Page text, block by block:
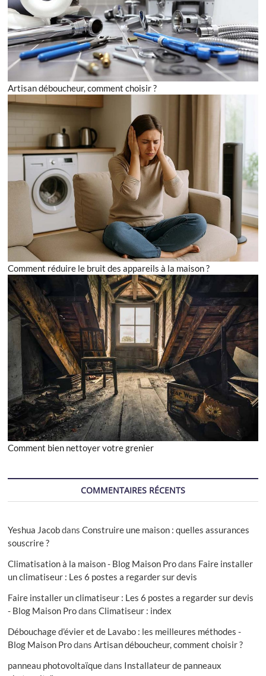
Artisan déboucheur, comment choisir ?
Comment réduire le bruit des appareils à la maison ?
Comment bien nettoyer votre grenier
COMMENTAIRES RÉCENTS
Yeshua JacobdansConstruire une maison : quelles assurances
souscrire ?
Climatisation à la maison - Blog Maison Prodans Faire installer
un climatiseur : Les 6 postes a regarder sur devis
Faire installer un climatiseur : Les 6 postes a regarder sur devis
- Blog Maison ProdansClimatiseur : index
Débouchage d’évier et de Lavabo : les meilleures méthodes -
Blog Maison ProdansArtisan déboucheur, comment choisir ?
panneau photovoltaïquedans Installateur de panneaux